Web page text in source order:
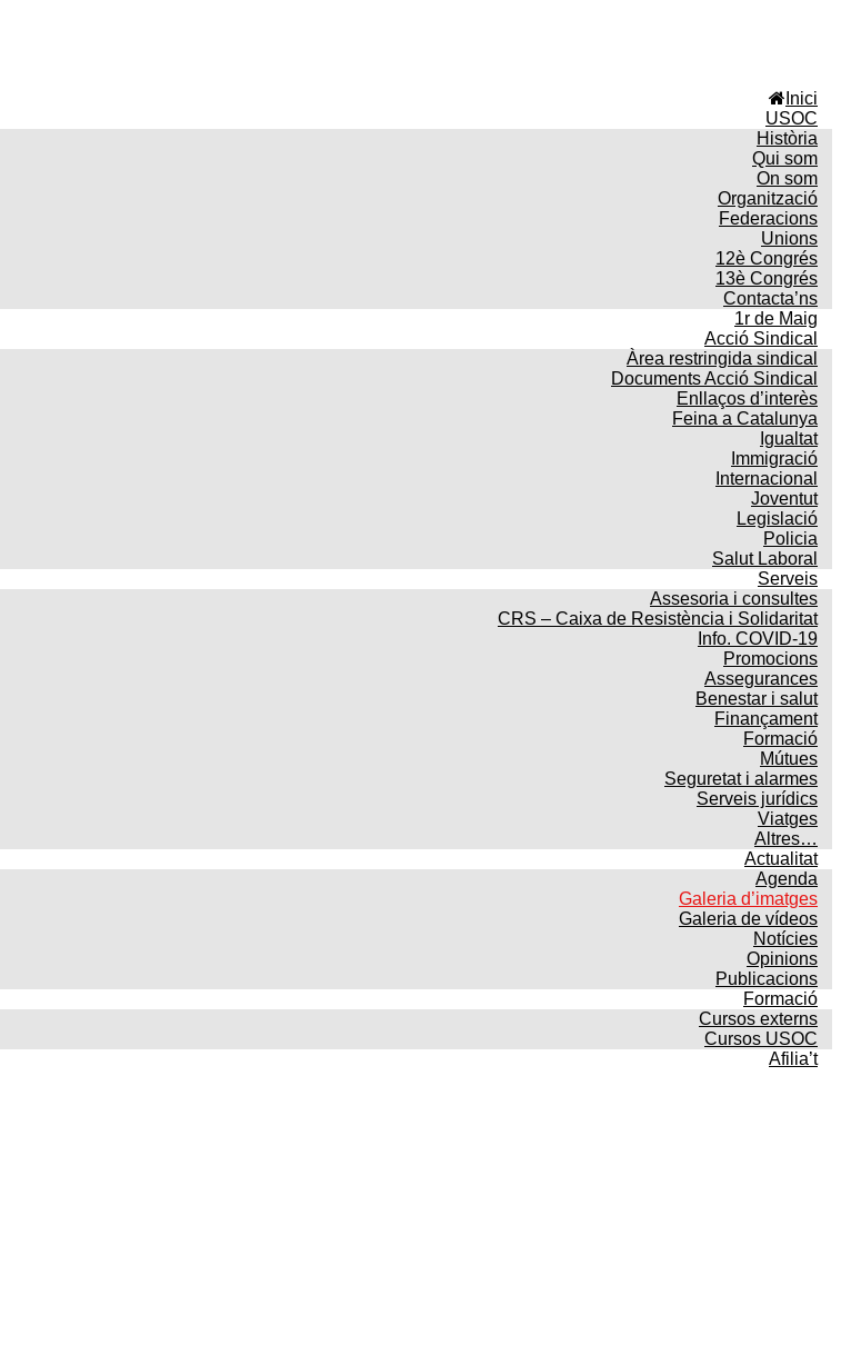
Inici
USOC
Història
Qui som
On som
Organització
Federacions
Unions
12è Congrés
13è Congrés
Contacta’ns
1r de Maig
Acció Sindical
Àrea restringida sindical
Documents Acció Sindical
Enllaços d’interès
Feina a Catalunya
Igualtat
Immigració
Internacional
Joventut
Legislació
Policia
Salut Laboral
Serveis
Assesoria i consultes
CRS – Caixa de Resistència i Solidaritat
Info. COVID-19
Promocions
Assegurances
Benestar i salut
Finançament
Formació
Mútues
Seguretat i alarmes
Serveis jurídics
Viatges
Altres…
Actualitat
Agenda
Galeria d’imatges
Galeria de vídeos
Notícies
Opinions
Publicacions
Formació
Cursos externs
Cursos USOC
Afilia’t